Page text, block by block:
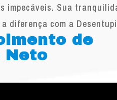
impecáveis. Sua
diferença com a
de
Neto